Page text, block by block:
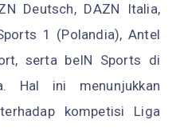
Deutsch, DAZN Italia,
1 (Polandia), Antel
serta beIN Sports di
Hal ini menunjukkan
kompetisi Liga